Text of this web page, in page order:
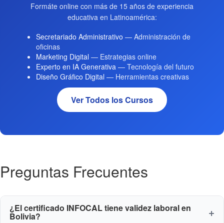
Formáte online con más de 15 años de experiencia
educativa en Latinoamérica:
Secretariado Administrativo — Administración de
oficinas
Marketing Digital — Estrategias online
Experto en IA Generativa — Tecnología del futuro
Diseño Gráfico Digital — Herramientas creativas
Ver Todos los Cursos
Preguntas Frecuentes
¿El certificado INFOCAL tiene validez laboral en
Bolivia?